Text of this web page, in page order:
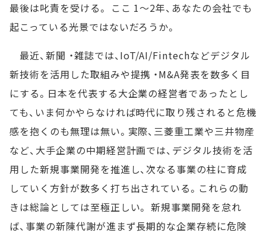
最後は叱責を受ける。 ここ 1～2年、あなたの会社でも
起こっている光景ではないだろうか。
最近、新聞 ・雑誌では、IoT/AI/Fintechなどデジタル
新技術を活用した取組みや提携 ・M&A発表を数多く目
にする。日本を代表する大企業の経営者であったとし
ても、いま何かやらなければ時代に取り残されると危機
感を抱くのも無理は無い。実際、三菱重工業や三井物産
など、大手企業の中期経営計画では、デジタル技術を活
用した新規事業開発を推進し、次なる事業の柱に育成
していく方針が数多く打ち出されている。これらの動
きは総論としては至極正しい。 新規事業開発を怠れ
ば、事業の新陳代謝が進まず長期的な企業存続に危険